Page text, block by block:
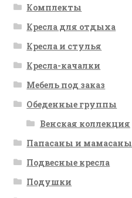
Комплекты
Кресла для отдыха
Кресла и стулья
Кресла-качалки
Мебель под заказ
Обеденные группы
Венская коллекция
Папасаны и мамасаны
Подвесные кресла
Подушки